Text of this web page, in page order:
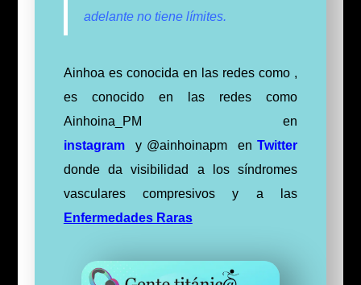
adelante no tiene límites.
Ainhoa es conocida en las redes como ,
es conocido en las redes como
Ainhoina_PM en
instagram
y @ainhoinapm enTwitter
donde da visibilidad a los síndromes
vasculares compresivos y a las
Enfermedades Raras